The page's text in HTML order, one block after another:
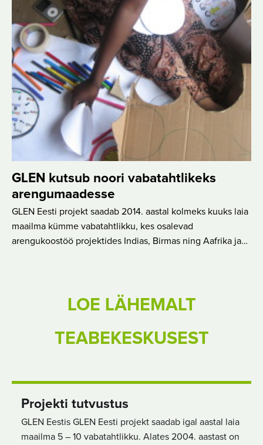
GLEN kutsub noori vabatahtlikeks
arengumaadesse
GLEN Eesti projekt saadab 2014. aastal kolmeks kuuks laia
maailma kümme vabatahtlikku, kes osalevad
arengukoostöö projektides Indias, Birmas ning Aafrika ja…
LOE LÄHEMALT
TEABEKESKUSEST
Projekti tutvustus
GLEN Eestis GLEN Eesti projekt saadab igal aastal laia
maailma 5 – 10 vabatahtlikku. Alates 2004. aastast on